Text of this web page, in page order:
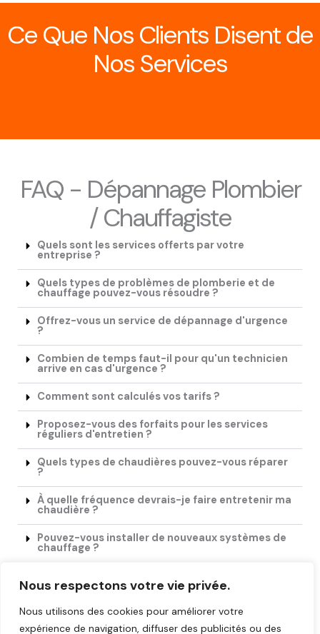
Nous respectons votre vie privée.
Nous utilisons des cookies pour améliorer votre
expérience de navigation, diffuser des publicités ou des
Ce Que Nos Clients Disent de
Nos Services
FAQ - Dépannage Plombier
/ Chauffagiste
Quels sont les services offerts par votre
entreprise ?
Quels types de problèmes de plomberie et de
chauffage pouvez-vous résoudre ?
Offrez-vous un service de dépannage d'urgence
?
Combien de temps faut-il pour qu'un technicien
arrive en cas d'urgence ?
Comment sont calculés vos tarifs ?
Proposez-vous des forfaits pour les services
réguliers d'entretien ?
Quels types de chaudières pouvez-vous réparer
?
À quelle fréquence devrais-je faire entretenir ma
chaudière ?
Pouvez-vous installer de nouveaux systèmes de
chauffage ?
ancienne chaudière ?